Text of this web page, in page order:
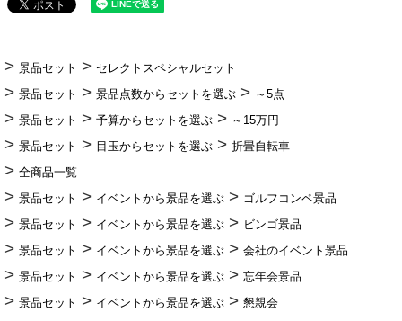
景品セット
セレクトスペシャルセット
景品セット
景品点数からセットを選ぶ
～5点
景品セット
予算からセットを選ぶ
～15万円
景品セット
目玉からセットを選ぶ
折畳自転車
全商品一覧
景品セット
イベントから景品を選ぶ
ゴルフコンペ景品
景品セット
イベントから景品を選ぶ
ビンゴ景品
景品セット
イベントから景品を選ぶ
会社のイベント景品
景品セット
イベントから景品を選ぶ
忘年会景品
景品セット
イベントから景品を選ぶ
懇親会